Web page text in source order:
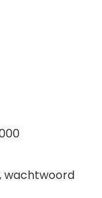
wachtwoord